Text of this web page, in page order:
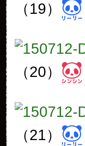
（19）
（20）
（21）